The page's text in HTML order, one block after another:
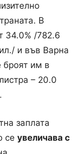
В
34.0% /782.6
и във Варна
броят им в
– 20.0
заплата
се увеличава с